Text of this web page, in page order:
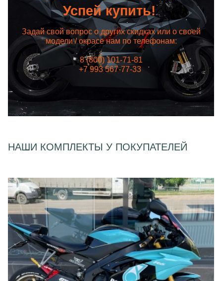
Успей купить!
Задай свой вопрос о других скидках или о своей
модели / окрасе нам по телефонам:
8 (800) 101-71-81
+7 993 567-77-33
НАШИ КОМПЛЕКТЫ У ПОКУПАТЕЛЕЙ